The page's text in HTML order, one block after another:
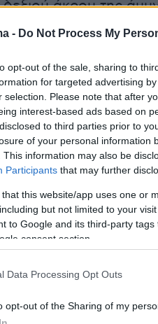
- Do Not Process My
opt-out of the sale, sharing to
for targeted advertising
selection. Please note that after
interest-based ads based on
to third parties prior to
of your personal information
This information may also be
Participants that may further
that this website/app uses one or
but not limited to your
to Google and its third-party
consent section.
Data Processing Opt Outs
opt-out of the Sharing of my
άκρου της
in place between all
travel to Greece on day
9OQnDI3Zg4
Romano